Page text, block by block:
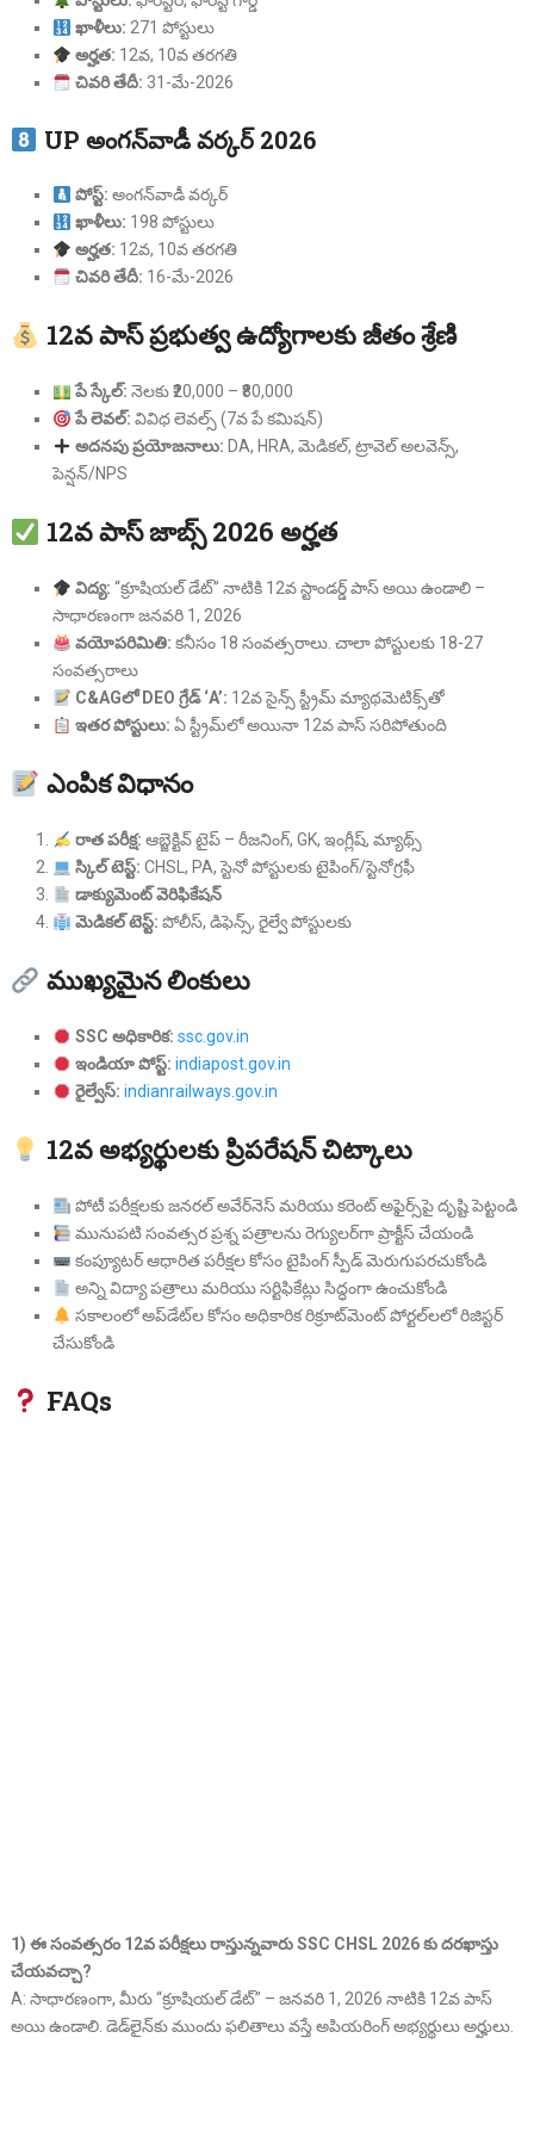
ఖాళీలు: 271 పోస్టులు
అర్హత: 12వ, 10వ తరగతి
చివరి తేదీ: 31-మే-2026
UP అంగన్‌వాడీ వర్కర్ 2026
పోస్ట్: అంగన్‌వాడీ వర్కర్
ఖాళీలు: 198 పోస్టులు
అర్హత: 12వ, 10వ తరగతి
చివరి తేదీ: 16-మే-2026
12వ పాస్ ప్రభుత్వ ఉద్యోగాలకు జీతం శ్రేణి
పే స్కేల్: నెలకు ₹20,000 – ₹80,000
పే లెవల్: వివిధ లెవల్స్ (7వ పే కమిషన్)
అదనపు ప్రయోజనాలు: DA, HRA, మెడికల్, ట్రావెల్ అలవెన్స్,
పెన్షన్/NPS
12వ పాస్ జాబ్స్ 2026 అర్హత
విద్య: “క్రూషియల్ డేట్” నాటికి 12వ స్టాండర్డ్ పాస్ అయి ఉండాలి –
సాధారణంగా జనవరి 1, 2026
వయోపరిమితి: కనీసం 18 సంవత్సరాలు. చాలా పోస్టులకు 18-27
సంవత్సరాలు
C&AGలో DEO గ్రేడ్ ‘A’: 12వ సైన్స్ స్ట్రీమ్ మ్యాథమెటిక్స్‌తో
ఇతర పోస్టులు: ఏ స్ట్రీమ్‌లో అయినా 12వ పాస్ సరిపోతుంది
ఎంపిక విధానం
రాత పరీక్ష: ఆబ్జెక్టివ్ టైప్ – రీజనింగ్, GK, ఇంగ్లీష్, మ్యాథ్స్
స్కిల్ టెస్ట్: CHSL, PA, స్టెనో పోస్టులకు టైపింగ్/స్టెనోగ్రఫీ
డాక్యుమెంట్ వెరిఫికేషన్
మెడికల్ టెస్ట్: పోలీస్, డిఫెన్స్, రైల్వే పోస్టులకు
ముఖ్యమైన లింకులు
SSC అధికారిక: ssc.gov.in
ఇండియా పోస్ట్: indiapost.gov.in
రైల్వేస్: indianrailways.gov.in
12వ అభ్యర్థులకు ప్రిపరేషన్ చిట్కాలు
పోటీ పరీక్షలకు జనరల్ అవేర్‌నెస్ మరియు కరెంట్ అఫైర్స్‌పై దృష్టి పెట్టండి
మునుపటి సంవత్సర ప్రశ్న పత్రాలను రెగ్యులర్‌గా ప్రాక్టీస్ చేయండి
కంప్యూటర్ ఆధారిత పరీక్షల కోసం టైపింగ్ స్పీడ్ మెరుగుపరచుకోండి
అన్ని విద్యా పత్రాలు మరియు సర్టిఫికేట్లు సిద్ధంగా ఉంచుకోండి
సకాలంలో అప్‌డేట్‌ల కోసం అధికారిక రిక్రూట్‌మెంట్ పోర్టల్‌లలో రిజిస్టర్
చేసుకోండి
FAQs
1) ఈ సంవత్సరం 12వ పరీక్షలు రాస్తున్నవారు SSC CHSL 2026 కు దరఖాస్తు
చేయవచ్చా?
A: సాధారణంగా, మీరు “క్రూషియల్ డేట్” – జనవరి 1, 2026 నాటికి 12వ పాస్
అయి ఉండాలి. డెడ్‌లైన్‌కు ముందు ఫలితాలు వస్తే అపియరింగ్ అభ్యర్థులు అర్హులు.